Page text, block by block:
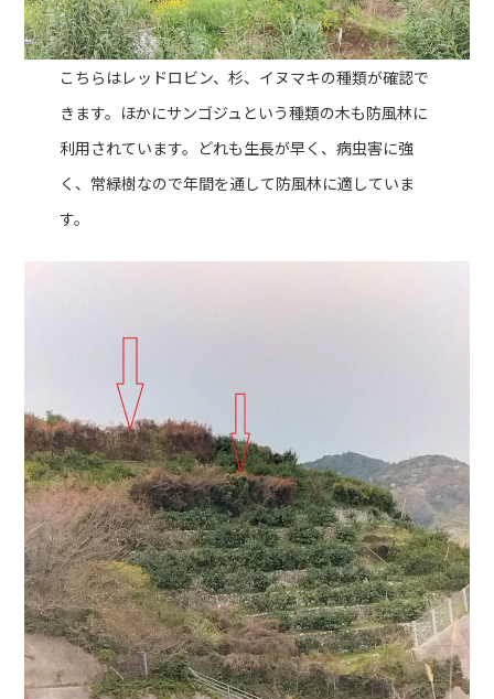
こちらはレッドロビン、杉、イヌマキの種類が確認で
きます。ほかにサンゴジュという種類の木も防風林に
利用されています。どれも生長が早く、病虫害に強
く、常緑樹なので年間を通して防風林に適していま
す。